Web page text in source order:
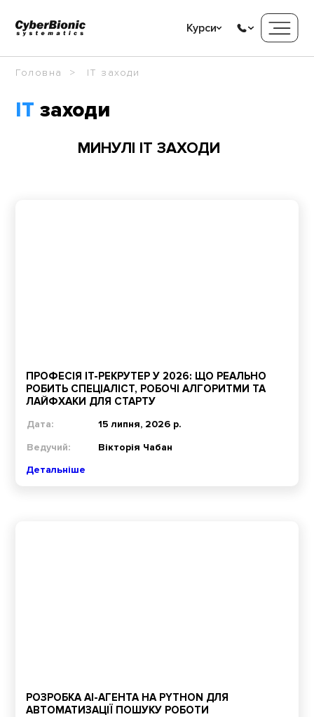
Курси
Головна IT заходи
IT заходи
МИНУЛІ IT ЗАХОДИ
ПРОФЕСІЯ IT-РЕКРУТЕР У 2026: ЩО РЕАЛЬНО
РОБИТЬ СПЕЦІАЛІСТ, РОБОЧІ АЛГОРИТМИ ТА
ЛАЙФХАКИ ДЛЯ СТАРТУ
Дата:
15 липня, 2026 р.
Ведучий:
Вікторія Чабан
Детальніше
РОЗРОБКА AI-АГЕНТА НА PYTHON ДЛЯ
АВТОМАТИЗАЦІЇ ПОШУКУ РОБОТИ